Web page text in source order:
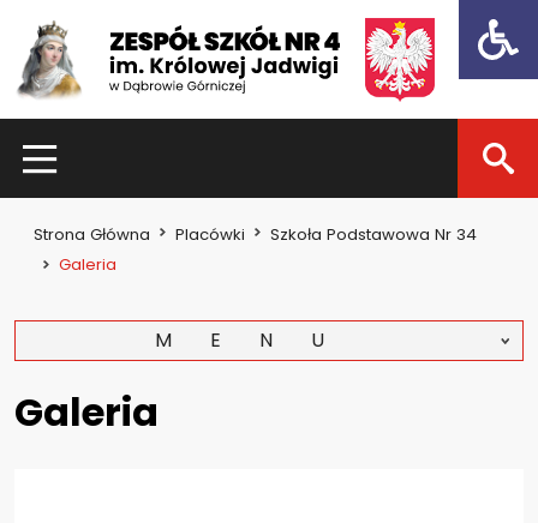
Kadra nauczycielska
Konkursy
Strona Główna Placówki
Szkoła Podstawowa Nr 34
Galeria
MENU
Galeria